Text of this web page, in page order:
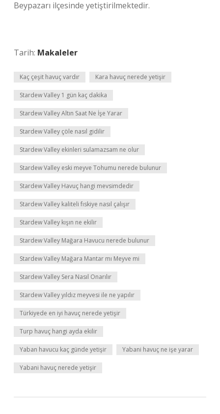
Beypazarı ilçesinde yetiştirilmektedir.
Tarih: Makaleler
Kaç çeşit havuç vardır Kara havuç nerede yetişir
Stardew Valley 1 gün kaç dakika
Stardew Valley Altın Saat Ne İşe Yarar
Stardew Valley çöle nasıl gidilir
Stardew Valley ekinleri sulamazsam ne olur
Stardew Valley eski meyve Tohumu nerede bulunur
Stardew Valley Havuç hangi mevsimdedir
Stardew Valley kaliteli fıskiye nasıl çalışır
Stardew Valley kışın ne ekilir
Stardew Valley Mağara Havucu nerede bulunur
Stardew Valley Mağara Mantar mı Meyve mi
Stardew Valley Sera Nasıl Onarılır
Stardew Valley yıldız meyvesi ile ne yapılır
Türkiyede en iyi havuç nerede yetişir
Turp havuç hangi ayda ekilir
Yaban havucu kaç günde yetişir Yabani havuç ne işe yarar
Yabani havuç nerede yetişir